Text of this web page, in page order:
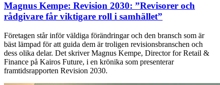
Magnus Kempe: Revision 2030: ”Revisorer och
rådgivare får viktigare roll i samhället”
Företagen står inför väldiga förändringar och den bransch som är
bäst lämpad för att guida dem är troligen revisionsbranschen och
dess olika delar. Det skriver Magnus Kempe, Director for Retail &
Finance på Kairos Future, i en krönika som presenterar
framtidsrapporten Revision 2030.